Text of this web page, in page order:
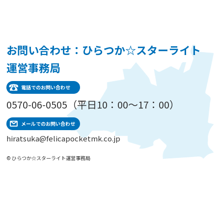
お問い合わせ：ひらつか☆スターライト
運営事務局
電話でのお問い合わせ
0570-06-0505（平日10：00～17：00）
メールでのお問い合わせ
hiratsuka@felicapocketmk.co.jp
© ひらつか☆スターライト運営事務局